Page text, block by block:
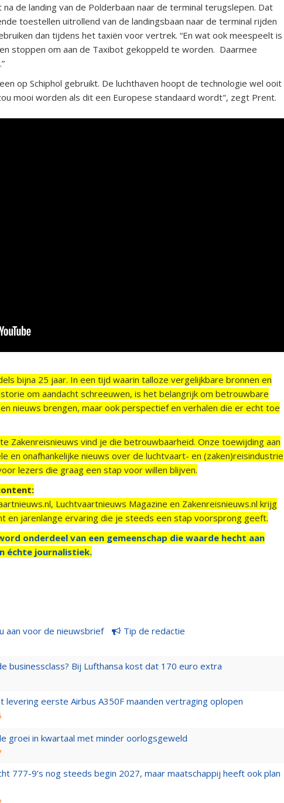
de landing van de Polderbaan naar de terminal terugslepen. Dat
toestellen uitrollend van de landingsbaan naar de terminal rijden
dan tijdens het taxiën voor vertrek. “En wat ook meespeelt is
stoppen om aan de Taxibot gekoppeld te worden. Daarmee
op Schiphol gebruikt. De luchthaven hoopt de technologie wel ooit
mooi worden als dit een Europese standaard wordt", zegt Prent.
bijna 25 jaar. In een tijd waarin talloze vergelijkbare bronnen en
om aandacht schreeuwen, is het belangrijk om betrouwbare
nieuws brengen, maar ook perspectief en verhalen die er echt toe
Zakenreisnieuws vind je die betrouwbaarheid. Onze toewijding aan
en onafhankelijke nieuws over de luchtvaart- en (zaken)reisindustrie
lezers die graag een stap voor willen blijven.
Luchtvaartnieuws Magazine en Zakenreisnieuws.nl krijg
en jarenlange ervaring die je steeds een stap voorsprong geeft.
onderdeel van een gemeenschap die waarde hecht aan
échte journalistiek.
aan voor de nieuwsbrief Tip de redactie
businessclass? Bij Lufthansa kost dat 170 euro extra
levering eerste Airbus A350F maanden vertraging oplopen
groei in kwartaal met minder oorlogsgeweld
777-9’s nog steeds begin 2027, maar maatschappij heeft ook plan